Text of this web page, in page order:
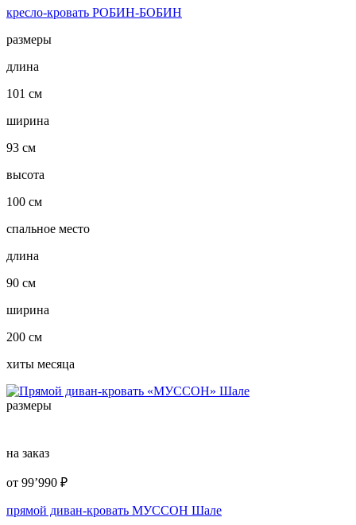
кресло-кровать РОБИН-БОБИН
размеры
длина
101 см
ширина
93 см
высота
100 см
спальное место
длина
90 см
ширина
200 см
хиты месяца
размеры
на заказ
от 99’990 ₽
прямой диван-кровать МУССОН Шале